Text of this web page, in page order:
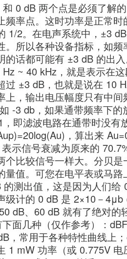
0 dB 两个点是必须了解
频率点。这时功率是正常时
1/2。在电声系统中，±3
。所以各种设备指标，如频
的话都可能有 ±3 dB 的出
~ 40 kHz，就是表示在
过 ±3 dB，也就是说在 10
上，输出电压幅度只有中间
-3 db，如果通带频率下的
即滤波电路在通带时没有
，算出来
示信号衰减为原来的
个比较信号一样大。分贝是
量值。可您在电平表或马路
测出值，这是因为人们给
级计的 0 dB 是 2×10－4μb
dB、60 dB 就有了绝对的
下面几种（仅作参考）：
，常用于各种特性曲线
1 mW 功率（或 0.775V 电